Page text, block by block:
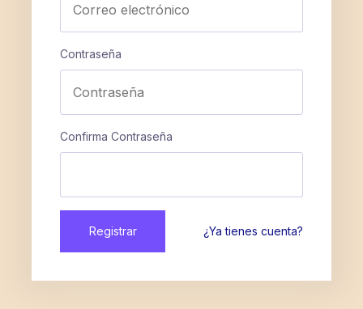
Contraseña
Confirma Contraseña
Registrar ¿Ya tienes cuenta?